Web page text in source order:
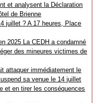
et analysent la Déclaration
de Brienne
juillet ? A 17 heures, Place
2025 La CEDH a condamné
des mineures victimes de
attaquer immédiatement le
sa venue le 14 juillet
et en tirer les conséquences